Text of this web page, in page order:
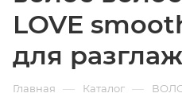
LOVE
для
Главная — Каталог —